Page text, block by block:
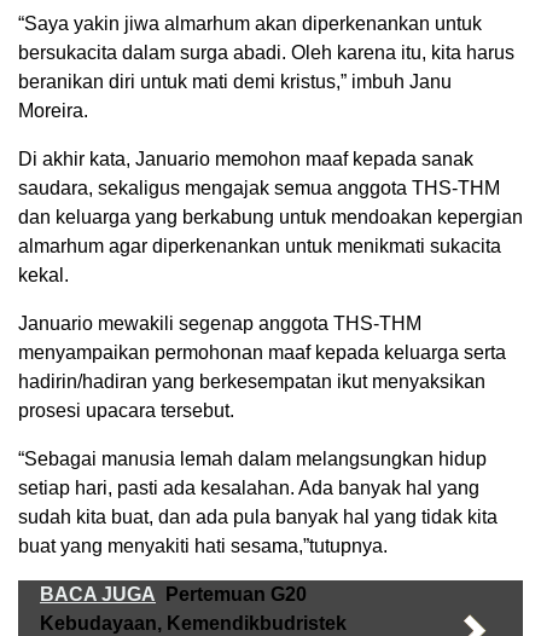
“Saya yakin jiwa almarhum akan diperkenankan untuk
bersukacita dalam surga abadi. Oleh karena itu, kita harus
beranikan diri untuk mati demi kristus,” imbuh Janu
Moreira.
Di akhir kata, Januario memohon maaf kepada sanak
saudara, sekaligus mengajak semua anggota THS-THM
dan keluarga yang berkabung untuk mendoakan kepergian
almarhum agar diperkenankan untuk menikmati sukacita
kekal.
Januario mewakili segenap anggota THS-THM
menyampaikan permohonan maaf kepada keluarga serta
hadirin/hadiran yang berkesempatan ikut menyaksikan
prosesi upacara tersebut.
“Sebagai manusia lemah dalam melangsungkan hidup
setiap hari, pasti ada kesalahan. Ada banyak hal yang
sudah kita buat, dan ada pula banyak hal yang tidak kita
buat yang menyakiti hati sesama,”tutupnya.
BACA JUGA
Pertemuan G20
Kebudayaan, Kemendikbudristek